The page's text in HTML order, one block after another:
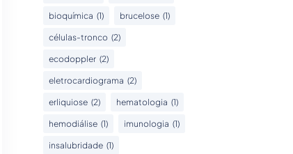
bioquímica (1) brucelose (1)
células-tronco (2)
ecodoppler (2)
eletrocardiograma (2)
erliquiose (2) hematologia (1)
hemodiálise (1) imunologia (1)
insalubridade (1)